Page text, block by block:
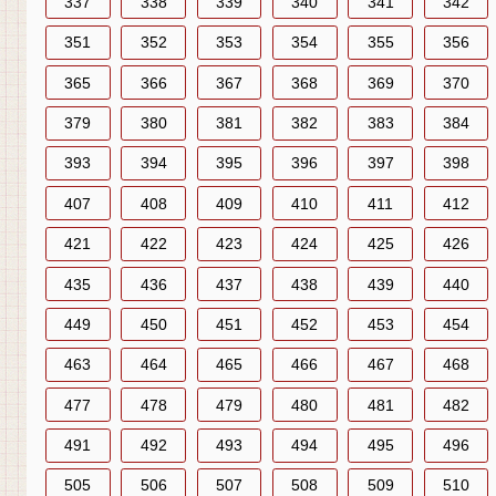
351 352 353 354 355 356
365 366 367 368 369 370
379 380 381 382 383 384
393 394 395 396 397 398
407 408 409 410 411 412
421 422 423 424 425 426
435 436 437 438 439 440
449 450 451 452 453 454
463 464 465 466 467 468
477 478 479 480 481 482
491 492 493 494 495 496
505 506 507 508 509 510